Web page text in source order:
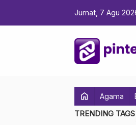
Jumat, 7 Agu
home Agama
TRENDING TAGS